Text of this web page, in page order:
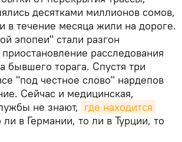
десятками миллионов сомов,
в течение месяца жили на дороге.
эпопеи" стали разгон
расследования
бывшего торага. Спустя три
"под честное слово" нардепов
Сейчас и медицинская,
не знают, где находится
ли в Германии, то ли в Турции, то